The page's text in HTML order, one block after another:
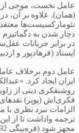
عامل نخست، موجی از
(همان). علاوه بر آن،
نئومارکسیست‌ها معتقد
دچار شدن به
در برابر جریانات
ایستاد (فرهادپور و اردبیلی
عامل دوم برخلاف
ایران ایجاد کرد.
روشنفکری دینی از
فکری‌اش (پوپر)
الزامات نبرد نظری
ترجمه واداشت تا از
مجهز شود (قره‌بیگی 1392 و کریمی 1391).